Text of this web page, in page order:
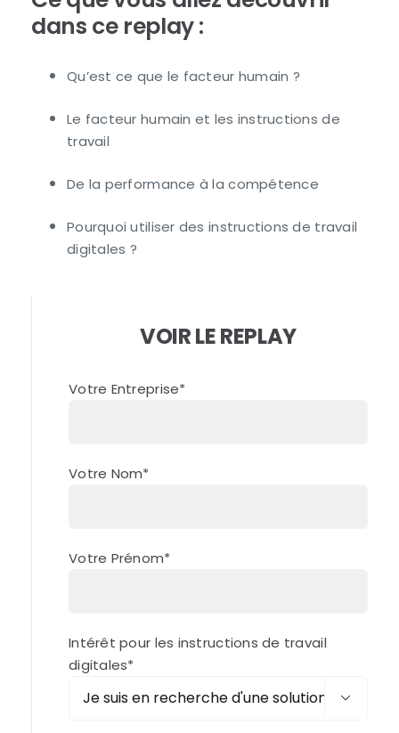
dans ce replay :
Qu’est ce que le facteur humain ?
Le facteur humain et les instructions de
travail
De la performance à la compétence
Pourquoi utiliser des instructions de travail
digitales ?
VOIR LE REPLAY
Votre Entreprise*
Votre Nom*
Votre Prénom*
Intérêt pour les instructions de travail
digitales*
